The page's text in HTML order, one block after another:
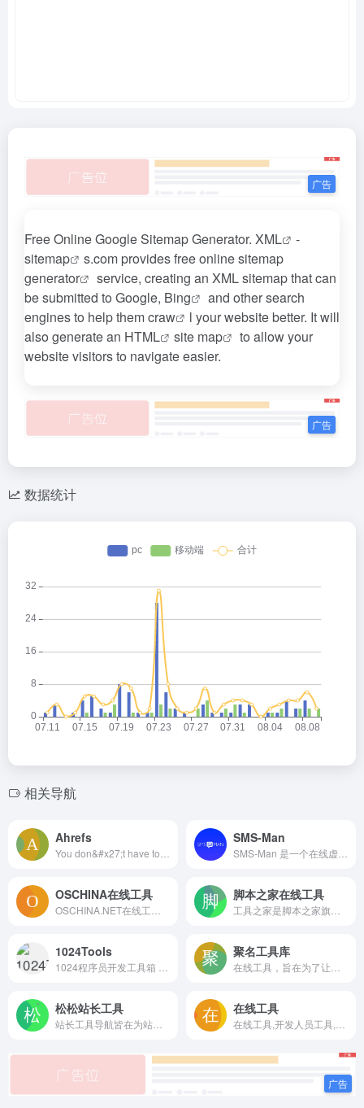
Free Online Google Sitemap Generator. XML
-
sitemap
s.com provides free online sitemap
generator
service, creating an XML sitemap that can
be submitted to Google, Bing
and other search
engines to help them craw
l your website better. It will
also generate an HTML site map
to allow your
website visitors to navigate easier.
数据统计
相关导航
Ahrefs SMS-Man
OSCHINA在线工具 脚本之家在线工具
1024Tools 聚名工具库
松松站长工具 在线工具